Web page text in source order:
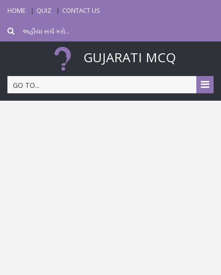
HOME QUIZ CONTACT US
GUJARATI MCQ
GO TO...